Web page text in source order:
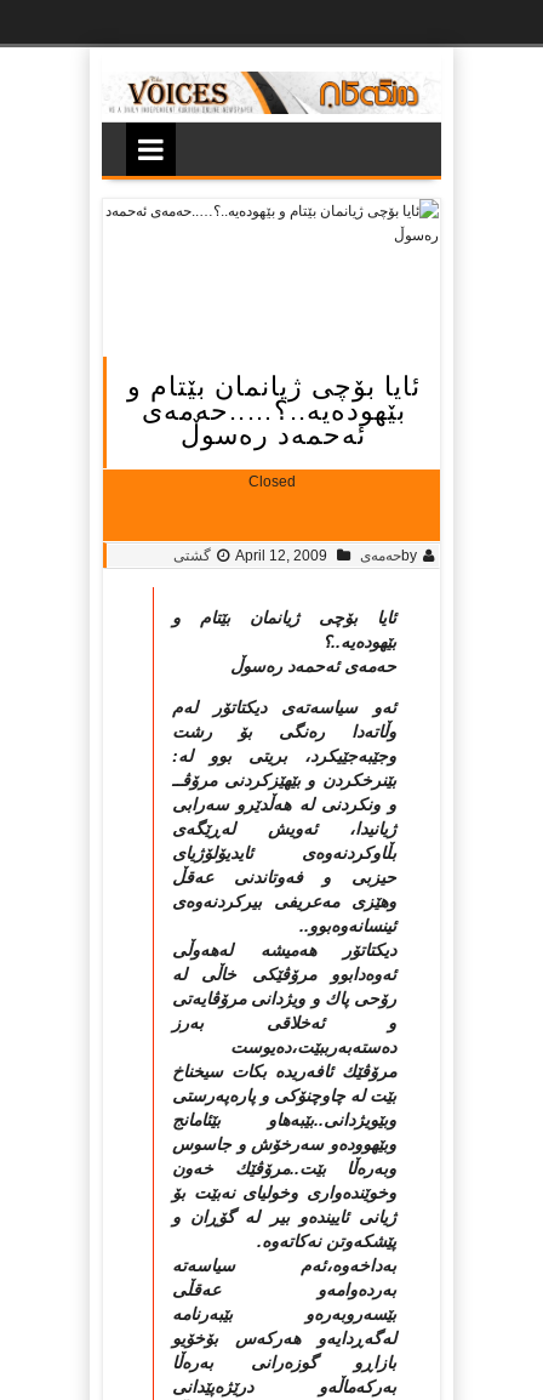
ئایا بۆچی ژیانمان بێتام و
بێهوده‌یه‌..؟…..حه‌مه‌ی
ئه‌حمه‌د ره‌سوڵ
Closed
byحه‌مه‌ی April 12, 2009 گشتی
ئایا بۆچی ژیانمان بێتام و
بێهوده‌یه‌..؟
حه‌مه‌ی ئه‌حمه‌د ره‌سوڵ
ئه‌و سیاسه‌ته‌ی دیكتاتۆر له‌م
وڵاته‌دا ره‌نگی بۆ رشت
وجێبه‌جێیكرد، بریتی بوو له‌:
بێنرخكردن و بێهێزكردنی مرۆڤــ
و ونكردنی له‌ هه‌ڵدێرو سه‌رابی
ژیانیدا، ئه‌ویش له‌ڕێگه‌ی
بڵاوكردنه‌وه‌ی ئایدیۆلۆژیای
حیزبی و فه‌وتاندنی عه‌قڵ
وهێزی مه‌عریفی بیركردنه‌وه‌ی
ئینسانه‌وه‌بوو..
دیكتاتۆر هه‌میشه‌ له‌هه‌وڵی
ئه‌وه‌دابوو مرۆڤێكی خاڵی له‌
رۆحی پاك و ویژدانی مرۆڤایه‌تی
و ئه‌خلاقی به‌رز
ده‌سته‌به‌رببێت،ده‌یوست
مرۆڤێك ئافه‌ریده‌ بكات سیخناخ
بێت له‌ چاوچنۆكی و پاره‌په‌رستی
وبێویژدانی..بێبه‌هاو بێئامانج
وبێهووده‌و سه‌رخۆش و جاسوس
وبه‌ره‌ڵا بێت..مرۆڤێك خه‌ون
وخوێنده‌واری وخولیای نه‌بێت بۆ
ژیانی ئایینده‌و بیر له‌ گۆڕان و
پێشكه‌وتن نه‌كاته‌وه‌.
به‌داخه‌وه‌،ئه‌م سیاسه‌ته‌
به‌رده‌وامه‌و عه‌قڵی
بێسه‌روبه‌ره‌و بێبه‌رنامه‌
له‌گه‌ڕدایه‌و هه‌ركه‌س بۆخۆیو
بازاڕو گوزه‌رانی به‌ره‌ڵا
به‌ركه‌ماڵه‌و درێژه‌پێدانی